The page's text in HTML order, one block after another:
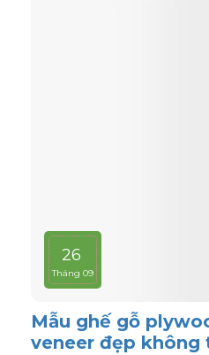
26
Tháng 09
Mẫu ghế gỗ
veneer đẹp không